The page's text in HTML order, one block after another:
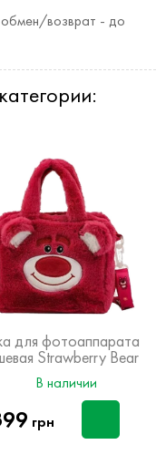
обмен/возврат - до
для фотоаппарата
Strawberry Bear
В наличии
грн